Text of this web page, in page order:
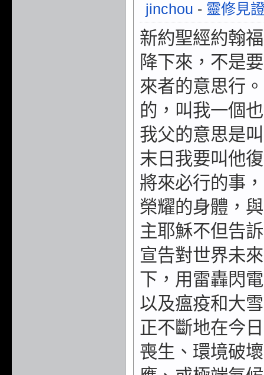
jinchou - 靈修見
新約聖經約翰
降下來，不是
來者的意思行
的，叫我一個
我父的意思是
末日我要叫他
將來必行的事
榮耀的身體，
主耶穌不但告
宣告對世界未
下，用雷轟閃
以及瘟疫和大
正不斷地在今
喪生、環境破